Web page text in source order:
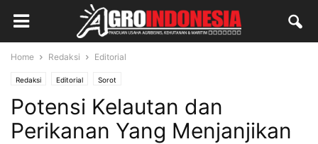
Home Redaksi Editorial
Redaksi Editorial Sorot
Potensi Kelautan dan
Perikanan Yang Menjanjikan